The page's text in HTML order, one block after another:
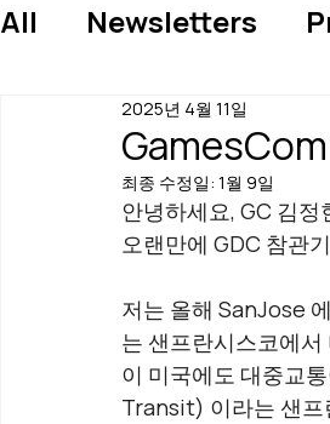
All Newsletters
2025년 4월 11일
최종 수정일: 1월 9일
안녕하세요, GC 김정
오랜만에 GDC 참관
저는 올해 SanJose
는 샌프란시스코에
이 미국에도 대중교
Transit) 이라는 샌프